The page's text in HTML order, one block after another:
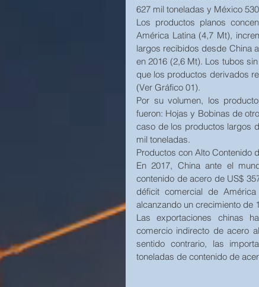
627 mil toneladas y México
Los productos planos
América Latina (4,7 Mt),
largos recibidos desde China
en 2016 (2,6 Mt). Los tubos
que los productos derivados
(Ver Gráfico 01).
Por su volumen, los
fueron: Hojas y Bobinas de
caso de los productos largos
mil toneladas.
Productos con Alto Contenido
En 2017, China ante el
contenido de acero de US$
déficit comercial de
alcanzando un crecimiento de
Las exportaciones chinas
comercio indirecto de acero
sentido contrario, las
toneladas de contenido de